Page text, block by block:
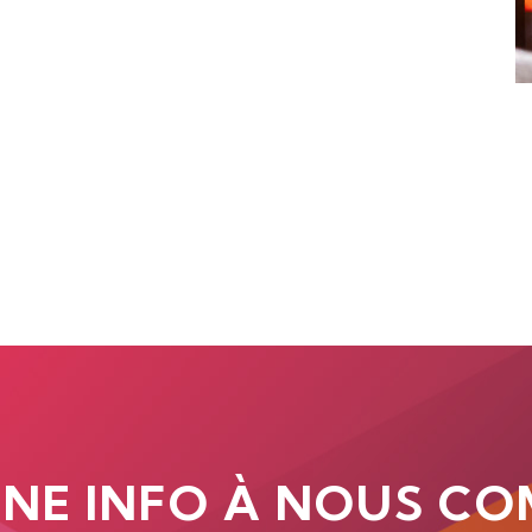
INFO À NOUS